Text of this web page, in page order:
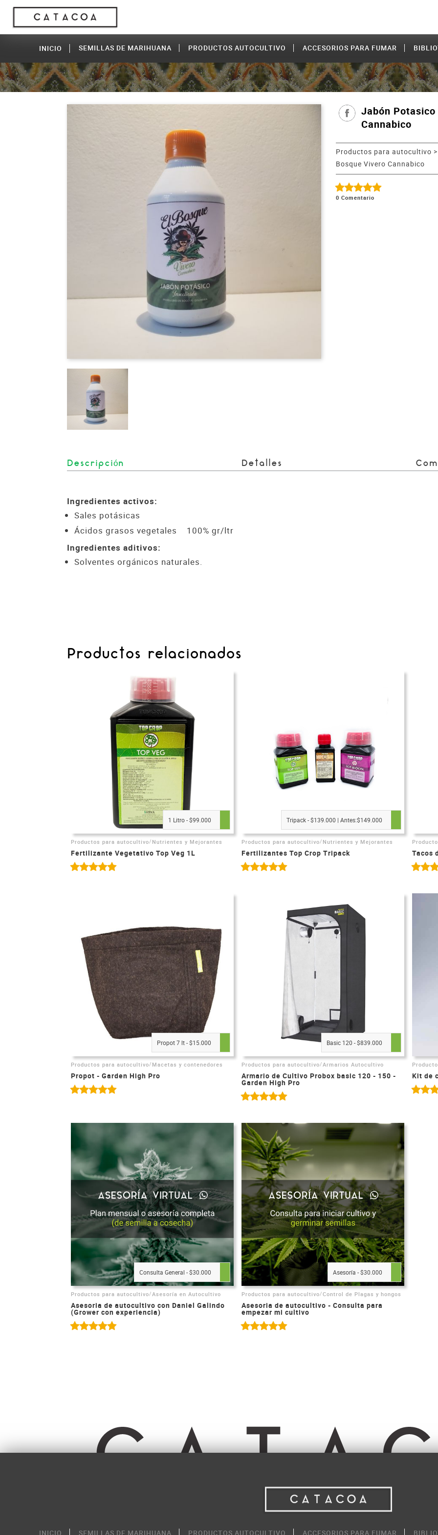
INICIO SEMILLAS DE MARIHUANA PRODUCTOS AUTOCULTIVO ACCESORIOS PARA FUMAR
Jabón
Cannabico
Productos para autocultivo >
Bosque Vivero Cannabico
0 Comentario
Descripción Detalles
Ingredientes activos:
Sales potásicas
Ácidos grasos vegetales 100% gr/ltr
Ingredientes aditivos:
Solventes orgánicos naturales.
Productos relacionados
1 Litro - $99.000
Productos para autocultivo/ Nutrientes y Mejorantes
Fertilizante Vegetativo Top Veg 1L
Tripack - $139.000 | Antes:$149.000
Productos para autocultivo/ Nutrientes y Mejorantes
Fertilizantes Top Crop Tripack Tacos
Propot 7 lt - $15.000
Productos para autocultivo/ Macetas y contenedores
Propot - Garden High Pro
Basic 120 - $839.000
Productos para autocultivo/Armarios Autocultivo
Armario de Cultivo Probox basic 120 - 150 -
Garden High Pro
Kit de
Consulta General - $30.000
Productos para autocultivo/Asesoría en Autocultivo
Asesoria de autocultivo con Daniel Galindo
(Grower con experiencia)
Asesoría - $30.000
Productos para autocultivo/Control de Plagas y hongos
Asesoria de autocultivo - Consulta para
empezar mi cultivo
INICIO SEMILLAS DE MARIHUANA PRODUCTOS AUTOCULTIVO ACCESORIOS PARA FUMAR